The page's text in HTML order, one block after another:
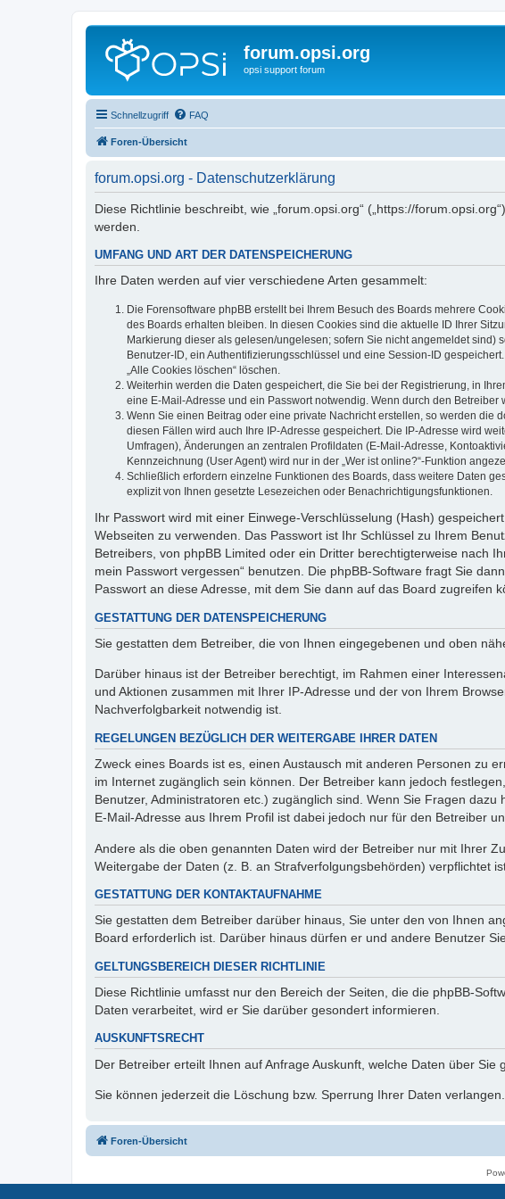
forum.opsi.org
opsi support forum
Schnellzugriff FAQ
Foren-Übersicht
forum.opsi.org - Datenschutzerklärung
Diese Richtlinie beschreibt, wie „forum.opsi.org“ („https://
werden.
UMFANG UND ART DER DATENSPEICHERUNG
Ihre Daten werden auf vier verschiedene Arten gesammelt:
Die Forensoftware phpBB erstellt bei Ihrem Besuch des Boards mehrere
des Boards erhalten bleiben. In diesen Cookies sind die aktuelle ID Ihrer
Markierung dieser als gelesen/ungelesen; sofern Sie nicht angemeldet
Benutzer-ID, ein Authentifizierungsschlüssel und eine Session-ID
„Alle Cookies löschen“ löschen.
Weiterhin werden die Daten gespeichert, die Sie bei der Registrierung, in
eine E-Mail-Adresse und ein Passwort notwendig. Wenn durch den
Wenn Sie einen Beitrag oder eine private Nachricht erstellen, so werden die
diesen Fällen wird auch Ihre IP-Adresse gespeichert. Die IP-Adresse wird
Umfragen), Änderungen an zentralen Profildaten (E-Mail-Adresse,
Kennzeichnung (User Agent) wird nur in der „Wer ist online?“-Funktion
Schließlich erfordern einzelne Funktionen des Boards, dass weitere Daten
explizit von Ihnen gesetzte Lesezeichen oder Benachrichtigungsfunktionen.
Ihr Passwort wird mit einer Einwege-Verschlüsselung (Hash)
Webseiten zu verwenden. Das Passwort ist Ihr Schlüssel zu Ihrem
Betreibers, von phpBB Limited oder ein Dritter berechtigterweise nach
mein Passwort vergessen“ benutzen. Die phpBB-Software fragt Sie
Passwort an diese Adresse, mit dem Sie dann auf das Board zugreifen
GESTATTUNG DER DATENSPEICHERUNG
Sie gestatten dem Betreiber, die von Ihnen eingegebenen und oben
Darüber hinaus ist der Betreiber berechtigt, im Rahmen einer
und Aktionen zusammen mit Ihrer IP-Adresse und der von Ihrem
Nachverfolgbarkeit notwendig ist.
REGELUNGEN BEZÜGLICH DER WEITERGABE IHRER DATEN
Zweck eines Boards ist es, einen Austausch mit anderen Personen zu
im Internet zugänglich sein können. Der Betreiber kann jedoch
Benutzer, Administratoren etc.) zugänglich sind. Wenn Sie Fragen
E-Mail-Adresse aus Ihrem Profil ist dabei jedoch nur für den Betreiber
Andere als die oben genannten Daten wird der Betreiber nur mit Ihrer
Weitergabe der Daten (z. B. an Strafverfolgungsbehörden) verpflichtet
GESTATTUNG DER KONTAKTAUFNAHME
Sie gestatten dem Betreiber darüber hinaus, Sie unter den von Ihnen
Board erforderlich ist. Darüber hinaus dürfen er und andere Benutzer
GELTUNGSBEREICH DIESER RICHTLINIE
Diese Richtlinie umfasst nur den Bereich der Seiten, die die phpBB-
Daten verarbeitet, wird er Sie darüber gesondert informieren.
AUSKUNFTSRECHT
Der Betreiber erteilt Ihnen auf Anfrage Auskunft, welche Daten über Sie
Sie können jederzeit die Löschung bzw. Sperrung Ihrer Daten
Foren-Übersicht